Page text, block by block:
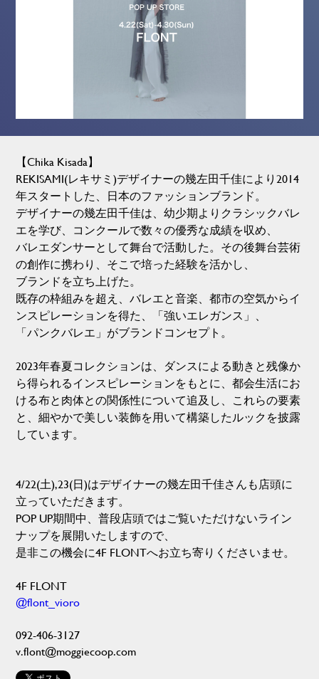
【Chika Kisada】
REKISAMI(レキサミ)デザイナーの幾左田千佳により2014
年スタートした、日本のファッションブランド。
デザイナーの幾左田千佳は、幼少期よりクラシックバレ
エを学び、コンクールで数々の優秀な成績を収め、
バレエダンサーとして舞台で活動した。その後舞台芸術
の創作に携わり、そこで培った経験を活かし、
ブランドを立ち上げた。
既存の枠組みを超え、バレエと音楽、都市の空気からイ
ンスピレーションを得た、「強いエレガンス」、
「パンクバレエ」がブランドコンセプト。
2023年春夏コレクションは、ダンスによる動きと残像か
ら得られるインスピレーションをもとに、都会生活にお
ける布と肉体との関係性について追及し、これらの要素
と、細やかで美しい装飾を用いて構築したルックを披露
しています。
4/22(土),23(日)はデザイナーの幾左田千佳さんも店頭に
立っていただきます。
POP UP期間中、普段店頭ではご覧いただけないライン
ナップを展開いたしますので、
是非この機会に4F FLONTへお立ち寄りくださいませ。
4F FLONT
@flont_vioro
092-406-3127
v.flont@moggiecoop.com